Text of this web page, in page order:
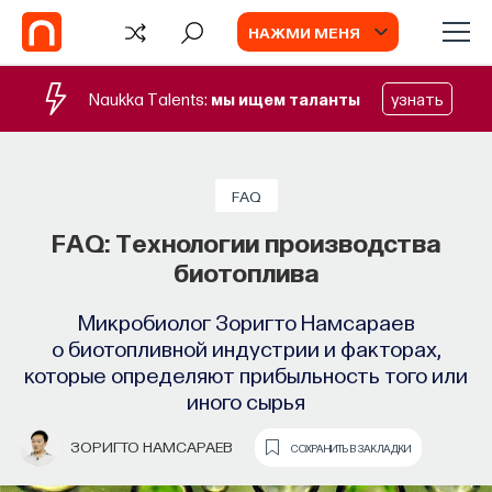
НАЖМИ МЕНЯ
Naukka Talents: мы ищем таланты узнать
FAQ
FAQ: Технологии производства
биотоплива
Микробиолог Зоригто Намсараев
о биотопливной индустрии и факторах,
которые определяют прибыльность того или
иного сырья
ЗОРИГТО НАМСАРАЕВ СОХРАНИТЬ В ЗАКЛАДКИ
TV
ИИ в университете, цели